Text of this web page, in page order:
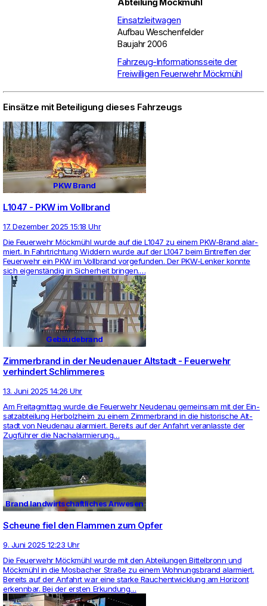
Einsatzleitwagen
Aufbau Weschenfelder
Baujahr 2006
Fahrzeug-Informationsseite der
Freiwilligen Feuerwehr Möckmühl
Einsätze mit Beteiligung dieses Fahrzeugs
PKW Brand
L1047 - PKW im Vollbrand
17. Dezember 2025 15:18 Uhr
Die Feu­er­wehr Möckmühl wurde auf die L1047 zu einem PKW-Brand alar­
miert. In Fahrt­rich­tung Wid­dern wurde auf der L1047 beim Ein­treffen der
Feu­er­wehr ein PKW im Voll­brand vor­ge­funden. Der PKW-Lenker konnte
sich eigenständig in Sicher­heit bringen.…
Gebäudebrand
Zimmerbrand in der Neudenauer Altstadt - Feuerwehr
verhindert Schlimmeres
13. Juni 2025 14:26 Uhr
Am Frei­tag­mittag wurde die Feu­er­wehr Neu­denau gemeinsam mit der Ein­
satz­ab­tei­lung Her­bolz­heim zu einem Zim­mer­brand in die his­to­ri­sche Alt­
stadt von Neu­denau alar­miert. Bereits auf der Anfahrt ver­an­lasste der
Zugführer die Nach­alar­mie­rung…
Brand landwirtschaftliches Anwesen
Scheune fiel den Flammen zum Opfer
9. Juni 2025 12:23 Uhr
Die Feu­er­wehr Möckmühl wurde mit den Abtei­lungen Bit­tel­bronn und
Möckmühl in die Mos­ba­cher Straße zu einem Woh­nungs­brand alar­miert.
Bereits auf der Anfahrt war eine starke Rauch­ent­wick­lung am Hori­zont
erkennbar. Bei der ersten Erkun­dung…